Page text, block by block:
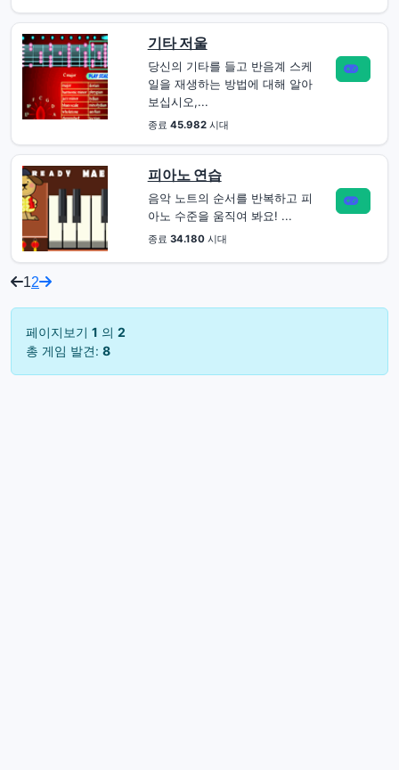
기타 저울
당신의 기타를 들고 반음계 스케
일을 재생하는 방법에 대해 알아
보십시오,...
종료 45.982시대
피아노 연습
음악 노트의 순서를 반복하고 피
아노 수준을 움직여 봐요! ...
종료 34.180시대
12
페이지보기 1 의 2
총 게임 발견: 8